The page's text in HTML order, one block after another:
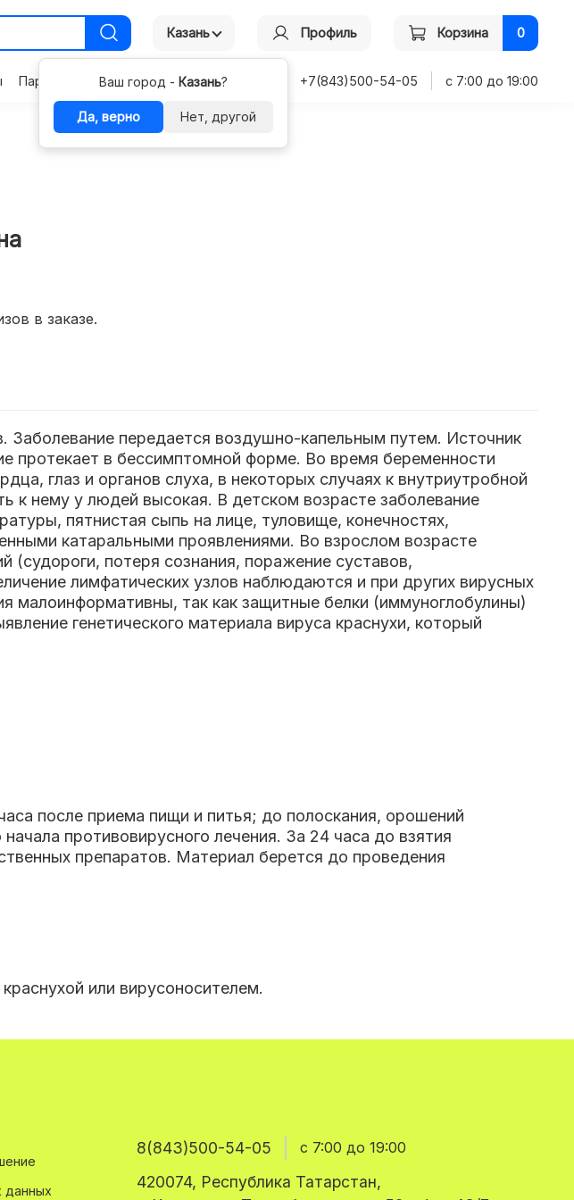
Казань
Ваш город - Казань?
Да, верно Нет, другой
Профиль Корзина 0
Партнерам Контакты +7(843)500-54-05 с 7:00 до 19:00
в заказе.
Заболевание передается воздушно-капельным путем. Источник
протекает в бессимптомной форме. Во время беременности
глаз и органов слуха, в некоторых случаях к внутриутробной
к нему у людей высокая. В детском возрасте заболевание
пятнистая сыпь на лице, туловище, конечностях,
катаральными проявлениями. Во взрослом возрасте
(судороги, потеря сознания, поражение суставов,
лимфатических узлов наблюдаются и при других вирусных
малоинформативны, так как защитные белки (иммуноглобулины)
генетического материала вируса краснухи, который
после приема пищи и питья; до полоскания, орошений
противовирусного лечения. За 24 часа до взятия
препаратов. Материал берется до проведения
или вирусоносителем.
данных
8(843)500-54-05 с 7:00 до 19:00
420074, Республика Татарстан,